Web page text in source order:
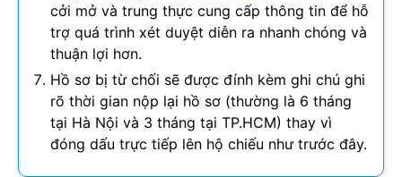
cởi mở và trung thực cung cấp thông tin để hỗ
trợ quá trình xét duyệt diễn ra nhanh chóng và
thuận lợi hơn.
Hồ sơ bị từ chối sẽ được đính kèm ghi chú ghi
rõ thời gian nộp lại hồ sơ (thường là 6 tháng
tại Hà Nội và 3 tháng tại TP.HCM) thay vì
đóng dấu trực tiếp lên hộ chiếu như trước đây.